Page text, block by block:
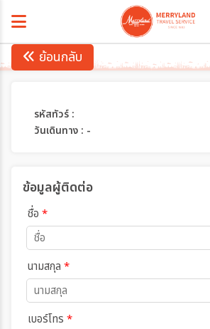
ย้อนกลับ
รหัสทัวร์ :
วันเดินทาง : -
ข้อมูลผู้ติดต่อ
ชื่อ *
นามสกุล *
เบอร์โทร *